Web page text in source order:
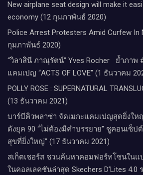
New airplane seat design will make it
economy (12 กุมภาพันธ์ 2020)
Police Arrest Protesters Amid Curfew In
กุมภาพันธ์ 2020)
“วิลาสินี ภาณุรัตน์” Yves Rocher​ ย้ำภาพ
แคมเปญ “ACTS OF LOVE” (1 ธันวาคม
POLLY ROSE : SUPERNATURAL
(13 ธันวาคม 2021)
บาร์บีคิวพลาซ่า จัดเมกะแคมเปญสุดยิ่งให
ดังยุค 90 “ไม่ต้องมีคำบรรยาย” ชูคอนเซ็ป
สุขที่ยิ่งใหญ่” (17 ธันวาคม 2021)
สเก็ตเชอร์ส ชวนค้นหาคอมฟอร์ทโซนใน
ในคอลเลคชันล่าสุด Skechers D’Lites 4.0